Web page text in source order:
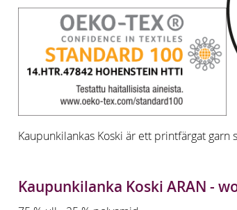
Kaupunkilankas Koski är ett printfärgat
Kaupunkilanka Koski ARAN -